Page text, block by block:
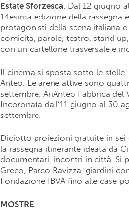
Estate Sforzesca. Dal 12 giugno
14esima edizione della
protagonisti della scena italiana
comicità, parole, teatro, stand
con un cartellone trasversale e
Il cinema si sposta sotto le stelle.
Anteo. Le arene attive sono
settembre, AriAnteo Fabbrica
Incoronata dall’11 giugno al 30
settembre.
Diciotto proiezioni gratuite in sei
la rassegna itinerante ideata da
documentari, incontri in città. Si
Greco, Parco Ravizza, giardini
Fondazione IBVA fino alle case
MOSTRE